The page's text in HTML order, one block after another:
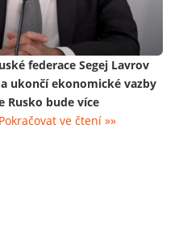
federace Segej Lavrov
ukončí ekonomické vazby
Rusko bude více
Pokračovat ve čtení »»